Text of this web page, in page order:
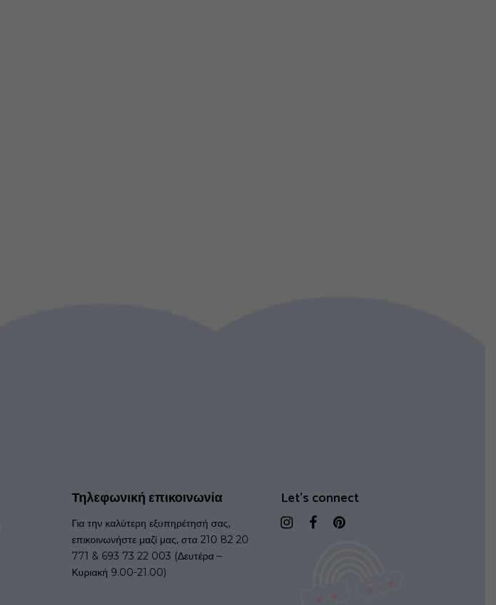
Τηλεφωνική επικοινωνία
Για την καλύτερη εξυπηρέτησή σας,
επικοινωνήστε μαζί μας, στα 210 82 20
771 & 693 73 22 003 (Δευτέρα –
Κυριακή 9.00-21.00)
Let's connect